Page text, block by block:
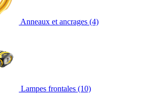
Anneaux et ancrages (4)
Lampes frontales (10)